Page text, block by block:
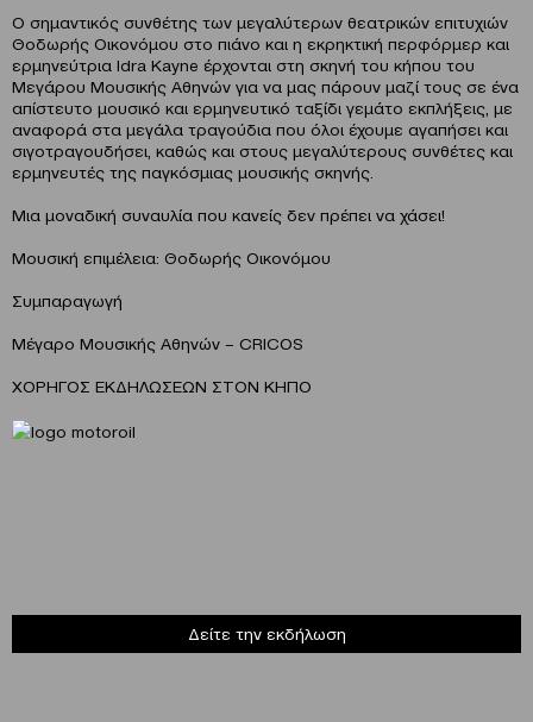
Ο σημαντικός συνθέτης των μεγαλύτερων θεατρικών επιτυχιών
Θοδωρής Οικονόμου στο πιάνο και η εκρηκτική περφόρμερ και
ερμηνεύτρια Idra Kayne έρχονται στη σκηνή του κήπου του
Μεγάρου Μουσικής Αθηνών για να μας πάρουν μαζί τους σε ένα
απίστευτο μουσικό και ερμηνευτικό ταξίδι γεμάτο εκπλήξεις, με
αναφορά στα μεγάλα τραγούδια που όλοι έχουμε αγαπήσει και
σιγοτραγουδήσει, καθώς και στους μεγαλύτερους συνθέτες και
ερμηνευτές της παγκόσμιας μουσικής σκηνής.
Μια μοναδική συναυλία που κανείς δεν πρέπει να χάσει!
Μουσική επιμέλεια: Θοδωρής Οικονόμου
Συμπαραγωγή
Μέγαρο Μουσικής Αθηνών – CRICOS
ΧΟΡΗΓΟΣ ΕΚΔΗΛΩΣΕΩΝ ΣΤΟΝ ΚΗΠΟ
Δείτε την εκδήλωση